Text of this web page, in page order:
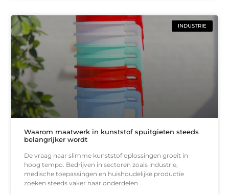
INDUSTRIE
Waarom maatwerk in kunststof spuitgieten steeds
belangrijker wordt
De vraag naar slimme kunststof oplossingen groeit in
hoog tempo. Bedrijven in sectoren zoals industrie,
medische toepassingen en huishoudelijke productie
zoeken steeds vaker naar onderdelen